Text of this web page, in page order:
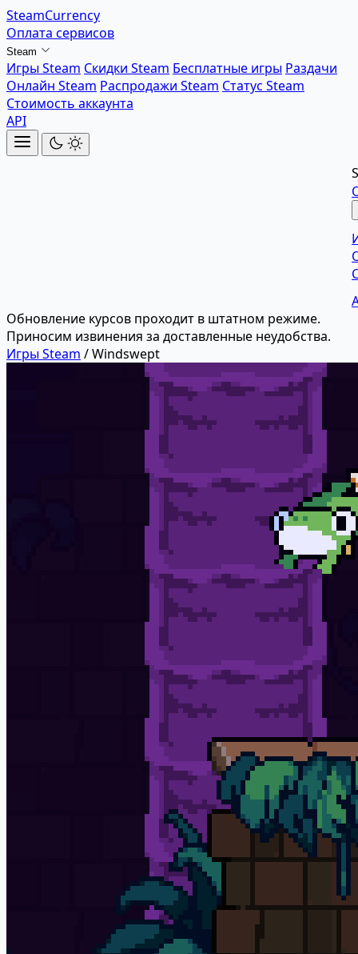
SteamCurrency
Оплата сервисов
Steam
Игры Steam Скидки Steam Бесплатные игры Раздачи
Онлайн Steam Распродажи Steam Статус Steam
Стоимость аккаунта
API
Обновление курсов проходит в штатном режиме.
Приносим извинения за доставленные неудобства.
Игры Steam /Windswept